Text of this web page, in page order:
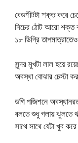
বেডশীটটা শক্ত করে
নিচের ঠোট আরো শক্ত
১৮ ডিগ্রি
সুন্দর মুখটা লাল হয়ে
অবস্থা বোঝার চেস্টা
ডগি পজিশনে
বলতে শুধু গলায় ঝুলতে
সাথে সাথে যেটা খুব